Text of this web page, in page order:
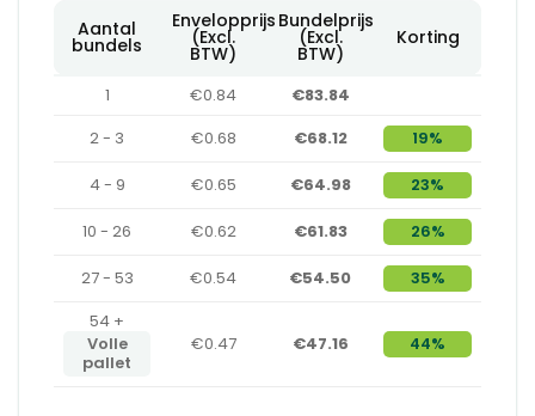
Aantal
bundels
Envelopprijs
(Excl.
BTW)
Bundelprijs
(Excl.
BTW)
Korting
1 €0.84
€83.84
2 - 3
€0.68 €68.12 19%
4 - 9 €0.65 €64.98 23%
10 - 26 €0.62 €61.83 26%
27 - 53 €0.54 €54.50
35%
54 +
Volle
pallet
€0.47 €47.16 44%